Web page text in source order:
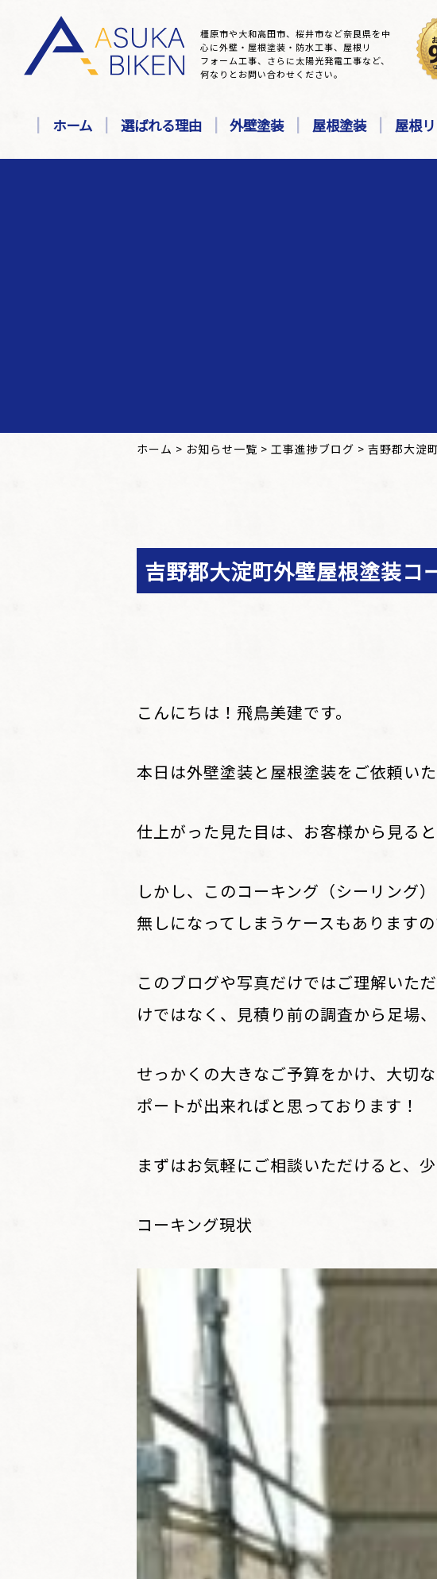
橿原市や大和高田市、桜井市など奈良県を中
心に外壁・屋根塗装・防水工事、屋根リ
フォーム工事、さらに太陽光発電工事など、
何なりとお問い合わせください。
ホーム 選ばれる理由 外壁塗装 屋根塗装 屋根
ホーム > お知らせ一覧 > 工事進捗ブログ > 吉野郡大淀
吉野郡大淀町外壁屋根塗装コ
こんにちは！飛鳥美建です。
本日は外壁塗装と屋根塗装をご依頼い
仕上がった見た目は、お客様から見る
しかし、このコーキング（シーリング
無しになってしまうケースもありますの
このブログや写真だけではご理解いた
けではなく、見積り前の調査から足場
せっかくの大きなご予算をかけ、大切
ポートが出来ればと思っております！
まずはお気軽にご相談いただけると、
コーキング現状